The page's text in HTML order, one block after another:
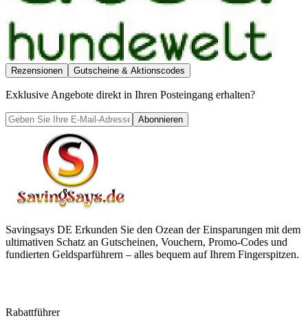
Rezensionen Gutscheine & Aktionscodes
Exklusive Angebote direkt in Ihren Posteingang erhalten?
Abonnieren
Savingsays DE Erkunden Sie den Ozean der Einsparungen mit dem
ultimativen Schatz an Gutscheinen, Vouchern, Promo-Codes und
fundierten Geldsparführern – alles bequem auf Ihrem Fingerspitzen.
Rabattführer